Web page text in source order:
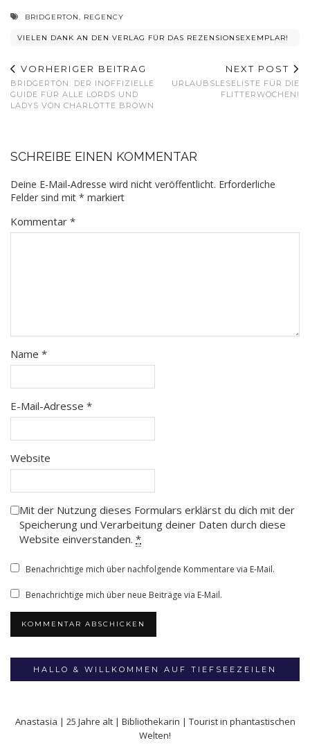
BRIDGERTON, REGENCY
VIELEN DANK AN DEN VERLAG FÜR DAS REZENSIONSEXEMPLAR!
VORHERIGER BEITRAG
BRIDGERTON: DER INOFFIZIELLE
GUIDE FÜR ALLE LORDS UND
LADYS VON CHARLOTTE BROWN
NEXT POST
URLAUBSLESELISTE FÜR DIE
FLITTERWOCHEN!
SCHREIBE EINEN KOMMENTAR
Deine E-Mail-Adresse wird nicht veröffentlicht. Erforderliche
Felder sind mit * markiert
Kommentar *
Name *
E-Mail-Adresse *
Website
Mit der Nutzung dieses Formulars erklärst du dich mit der
Speicherung und Verarbeitung deiner Daten durch diese
Website einverstanden. *
Benachrichtige mich über nachfolgende Kommentare via E-Mail.
Benachrichtige mich über neue Beiträge via E-Mail.
HALLO & WILLKOMMEN AUF TIEFSEEZEILEN
Anastasia | 25 Jahre alt | Bibliothekarin | Tourist in phantastischen
Welten!